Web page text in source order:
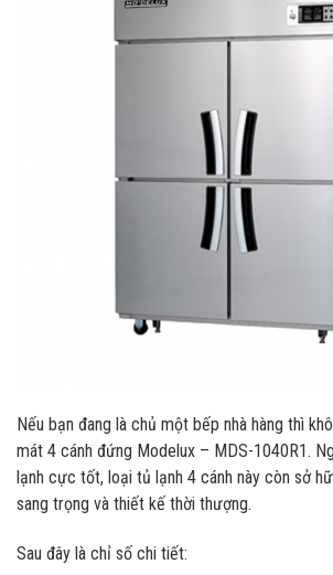
Nếu bạn đang là chủ một bếp nhà hàng thì
mát 4 cánh đứng Modelux – MDS-1040R1.
lạnh cực tốt, loại tủ lạnh 4 cánh này còn sở
sang trọng và thiết kế thời thượng.
Sau đây là chỉ số chi tiết: